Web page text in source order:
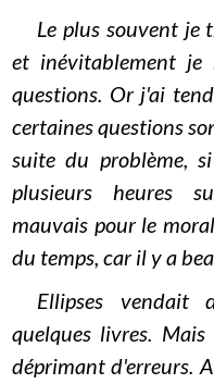
Le plus souvent je
et inévitablement je
questions. Or j'ai
certaines questions
suite du problème,
plusieurs heures
mauvais pour le
du temps, car il y a
Ellipses vendait
quelques livres.
déprimant d'erreurs.